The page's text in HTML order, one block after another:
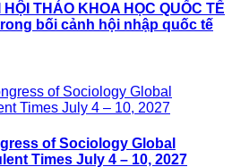
THẢO KHOA HỌC QUỐC TẾ
bối cảnh hội nhập quốc tế
of Sociology Global
Times July 4 – 10, 2027